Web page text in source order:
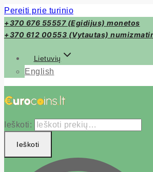
Pereiti prie turinio
+370 676 55557 (Egidijus) monetos
+370 612 00553 (Vytautas)
Lietuvių
English
Ieškoti:
Ieškoti